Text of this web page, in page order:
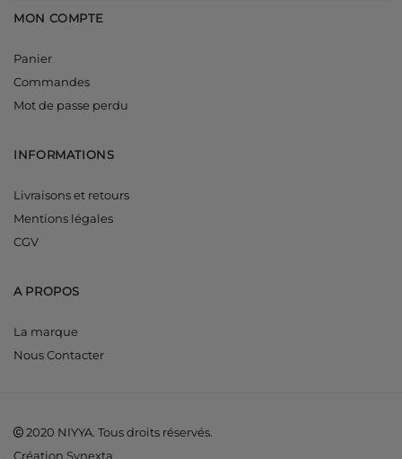
MON COMPTE
Panier
Commandes
Mot de passe perdu
INFORMATIONS
Livraisons et retours
Mentions légales
CGV
A PROPOS
La marque
Nous Contacter
2020 NIYYA. Tous droits réservés.
Création Synexta